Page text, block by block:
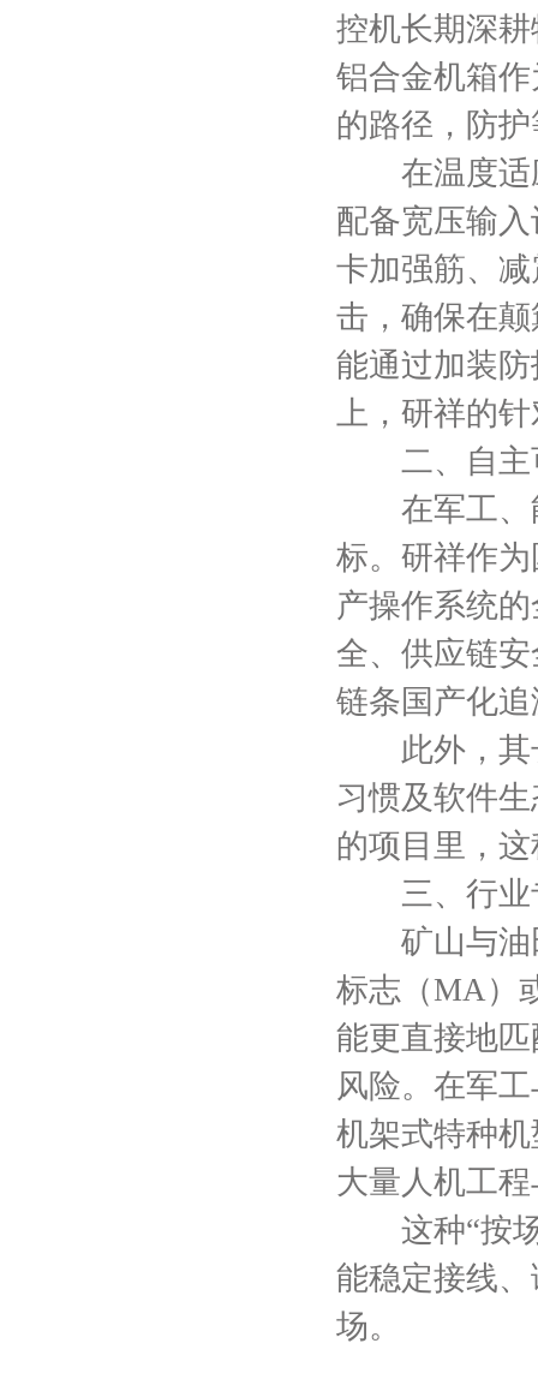
控机长期深
铝合金机箱
的路径，防
在温度适应
配备宽压输
卡加强筋、
击，确保在
能通过加装
上，研祥的
二、自主可
在军工、能
标。研祥作
产操作系统
全、供应链
链条国产化
此外，其长
习惯及软件
的项目里，
三、行业专
矿山与油田
标志（MA）
能更直接地
风险。在军
机架式特种
大量人机工
这种“按场
能稳定接线
场。